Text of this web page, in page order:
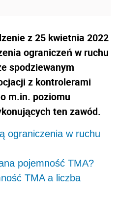
z 25 kwietnia 2022
ograniczeń w ruchu
spodziewanym
z kontrolerami
m.in. poziomu
ten zawód.
ograniczenia w ruchu
pojemność TMA?
TMA a liczba